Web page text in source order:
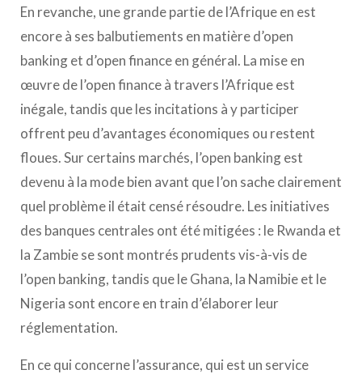
En revanche, une grande partie de l’Afrique en est
encore à ses balbutiements en matière d’open
banking et d’open finance en général. La mise en
œuvre de l’open finance à travers l’Afrique est
inégale, tandis que les incitations à y participer
offrent peu d’avantages économiques ou restent
floues. Sur certains marchés, l’open banking est
devenu à la mode bien avant que l’on sache clairement
quel problème il était censé résoudre. Les initiatives
des banques centrales ont été mitigées : le Rwanda et
la Zambie se sont montrés prudents vis-à-vis de
l’open banking, tandis que le Ghana, la Namibie et le
Nigeria sont encore en train d’élaborer leur
réglementation.
En ce qui concerne l’assurance, qui est un service